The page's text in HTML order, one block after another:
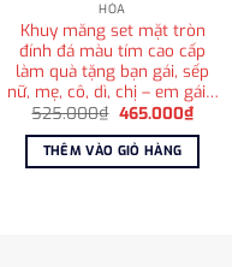
HỎA
Khuy măng set mặt tròn
đính đá màu tím cao cấp
làm quà tặng bạn gái, sếp
nữ, mẹ, cô, dì, chị – em gái…
525.000₫ Giá
là:
525.000₫.
465.000₫Giá
tại
THÊM VÀO GIỎ HÀNG